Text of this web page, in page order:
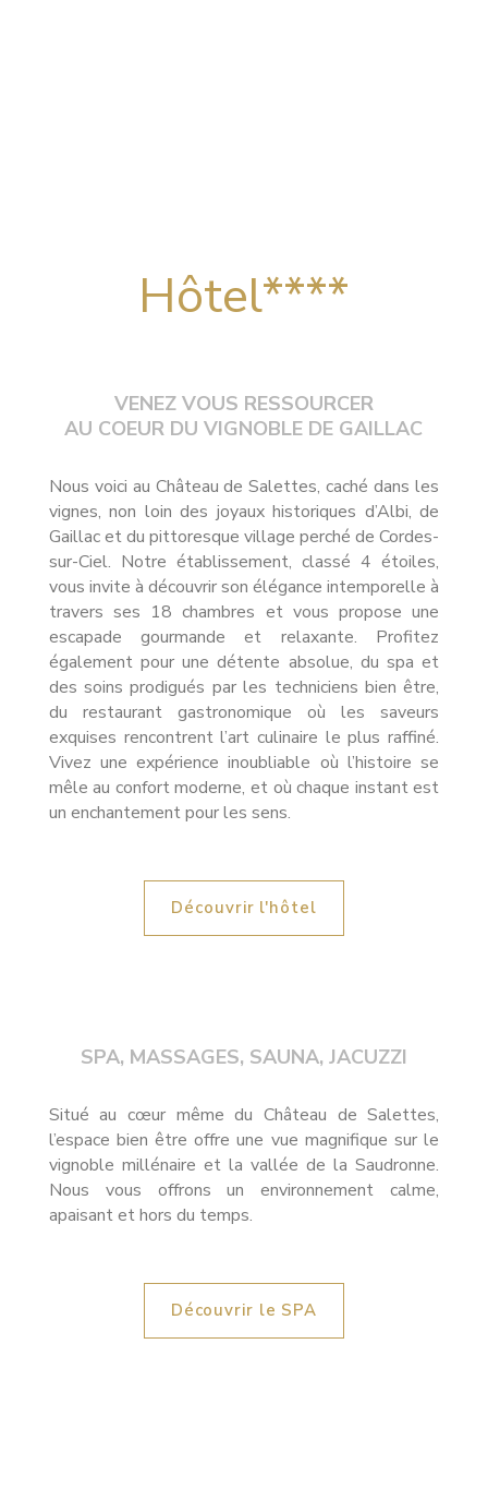
Hôtel****
VENEZ VOUS RESSOURCER
AU COEUR DU VIGNOBLE DE GAILLAC
Nous voici au Château de Salettes, caché dans les
vignes, non loin des joyaux historiques d’Albi, de
Gaillac et du pittoresque village perché de Cordes-
sur-Ciel. Notre établissement, classé 4 étoiles,
vous invite à découvrir son élégance intemporelle à
travers ses 18 chambres et vous propose une
escapade gourmande et relaxante. Profitez
également pour une détente absolue, du spa et
des soins prodigués par les techniciens bien être,
du restaurant gastronomique où les saveurs
exquises rencontrent l’art culinaire le plus raffiné.
Vivez une expérience inoubliable où l’histoire se
mêle au confort moderne, et où chaque instant est
un enchantement pour les sens.
Découvrir l'hôtel
SPA, MASSAGES, SAUNA, JACUZZI
Situé au cœur même du Château de Salettes,
l’espace bien être offre une vue magnifique sur le
vignoble millénaire et la vallée de la Saudronne.
Nous vous offrons un environnement calme,
apaisant et hors du temps.
Découvrir le SPA